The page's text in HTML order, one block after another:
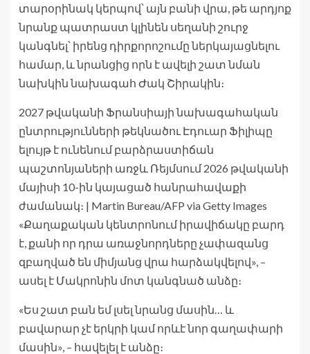
տարօրինակ կերպով՝ այն բանի վրա, թե արդյոք
նրանք պատրաստ կլինեն սեղանի շուրջ
կանգնել՝ իրենց դիրքորոշումը ներկայացնելու
համար, և նրանցից որն է ավելի շատ նման
նախկին նախագահ Ժակ Շիրակին։
2027 թվականի Ֆրանսիայի նախագահական
ընտրությունների թեկնածու Էդուար Ֆիլիպը
ելույթ է ունենում բարձրաստիճան
պաշտոնյաների առջև Ռեյմսում 2026 թվականի
մայիսի 10-ին կայացած հանրահավաքի
ժամանակ։ | Martin Bureau/AFP via Getty Images
«Քաղաքական կենտրոնում իրավիճակը բարդ
է, քանի որ դրա առաջնորդները չափազանց
զբաղված են միմյանց վրա հարձակվելով», –
ասել է Մակրոնին մոտ կանգնած անձը։
«Ես շատ բան եմ լսել նրանց մասին… և
բավարար չէ երկրի կամ որևէ նոր գաղափարի
մասին», – հավելել է անձը։